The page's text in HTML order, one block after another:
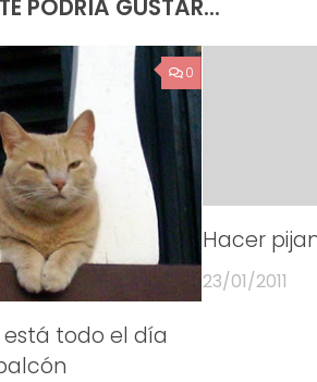
PODRÍA GUSTAR...
0
todo el día
Hacer
23/01/2011